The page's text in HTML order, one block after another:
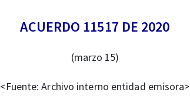
ACUERDO 11517 DE 2020
(marzo 15)
<Fuente: Archivo interno entidad emisora>